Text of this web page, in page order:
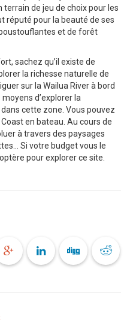
de jeu de choix pour les
réputé pour la beauté de ses
et de forêt
sachez qu’il existe de
la richesse naturelle de
sur la Wailua River à bord
moyens d’explorer la
cette zone. Vous pouvez
en bateau. Au cours de
à travers des paysages
Si votre budget vous le
pour explorer ce site.